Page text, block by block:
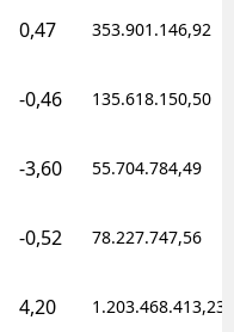
0,47 353.901.146,92
-0,46 135.618.150,50
-3,60 55.704.784,49
-0,52 78.227.747,56
4,20 1.203.468.413,23